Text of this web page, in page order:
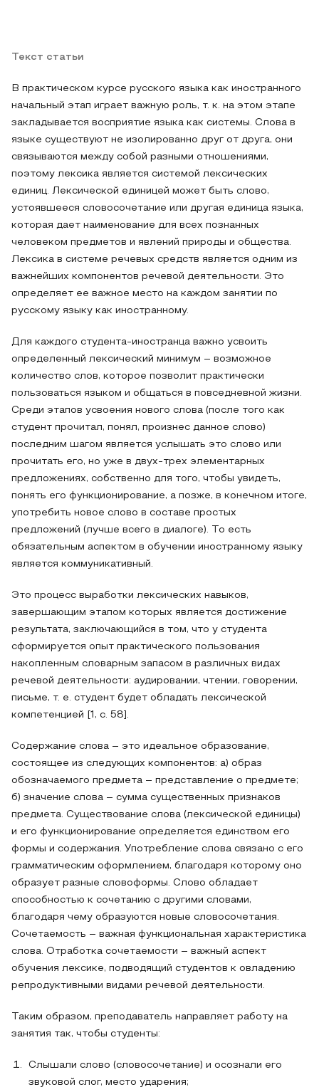
Текст статьи
В практическом курсе русского языка как иностранного
начальный этап играет важную роль, т. к. на этом этапе
закладывается восприятие языка как системы. Слова в
языке существуют не изолированно друг от друга, они
связываются между собой разными отношениями,
поэтому лексика является системой лексических
единиц. Лексической единицей может быть слово,
устоявшееся словосочетание или другая единица языка,
которая дает наименование для всех познанных
человеком предметов и явлений природы и общества.
Лексика в системе речевых средств является одним из
важнейших компонентов речевой деятельности. Это
определяет ее важное место на каждом занятии по
русскому языку как иностранному.
Для каждого студента-иностранца важно усвоить
определенный лексический минимум – возможное
количество слов, которое позволит практически
пользоваться языком и общаться в повседневной жизни.
Среди этапов усвоения нового слова (после того как
студент прочитал, понял, произнес данное слово)
последним шагом является услышать это слово или
прочитать его, но уже в двух-трех элементарных
предложениях, собственно для того, чтобы увидеть,
понять его функционирование, а позже, в конечном итоге,
употребить новое слово в составе простых
предложений (лучше всего в диалоге). То есть
обязательным аспектом в обучении иностранному языку
является коммуникативный.
Это процесс выработки лексических навыков,
завершающим этапом которых является достижение
результата, заключающийся в том, что у студента
сформируется опыт практического пользования
накопленным словарным запасом в различных видах
речевой деятельности: аудировании, чтении, говорении,
письме, т. е. студент будет обладать лексической
компетенцией [1, c. 58].
Содержание слова – это идеальное образование,
состоящее из следующих компонентов: а) образ
обозначаемого предмета – представление о предмете;
б) значение слова – сумма существенных признаков
предмета. Существование слова (лексической единицы)
и его функционирование определяется единством его
формы и содержания. Употребление слова связано с его
грамматическим оформлением, благодаря которому оно
образует разные словоформы. Слово обладает
способностью к сочетанию с другими словами,
благодаря чему образуются новые словосочетания.
Сочетаемость – важная функциональная характеристика
слова. Отработка сочетаемости – важный аспект
обучения лексике, подводящий студентов к овладению
репродуктивными видами речевой деятельности.
Таким образом, преподаватель направляет работу на
занятия так, чтобы студенты:
Слышали слово (словосочетание) и осознали его
звуковой слог, место ударения;